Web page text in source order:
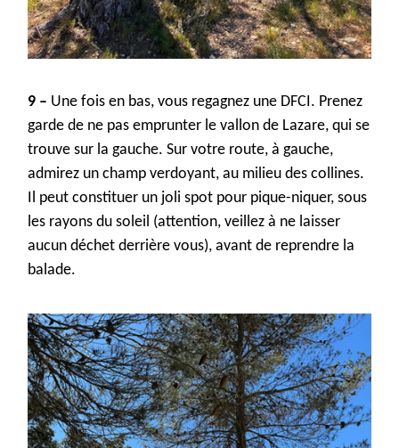
9 – Une fois en bas, vous regagnez une DFCI . Prenez
garde de ne pas emprunter le vallon de Lazare, qui se
trouve sur la gauche. Sur votre route, à gauche,
admirez un champ verdoyant, au milieu des collines.
Il peut constituer un joli spot pour pique-niquer, sous
les rayons du soleil (attention, veillez à ne laisser
aucun déchet derrière vous), avant de reprendre la
balade.